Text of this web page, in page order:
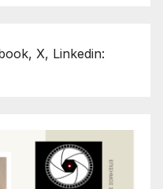
X, Linkedin: